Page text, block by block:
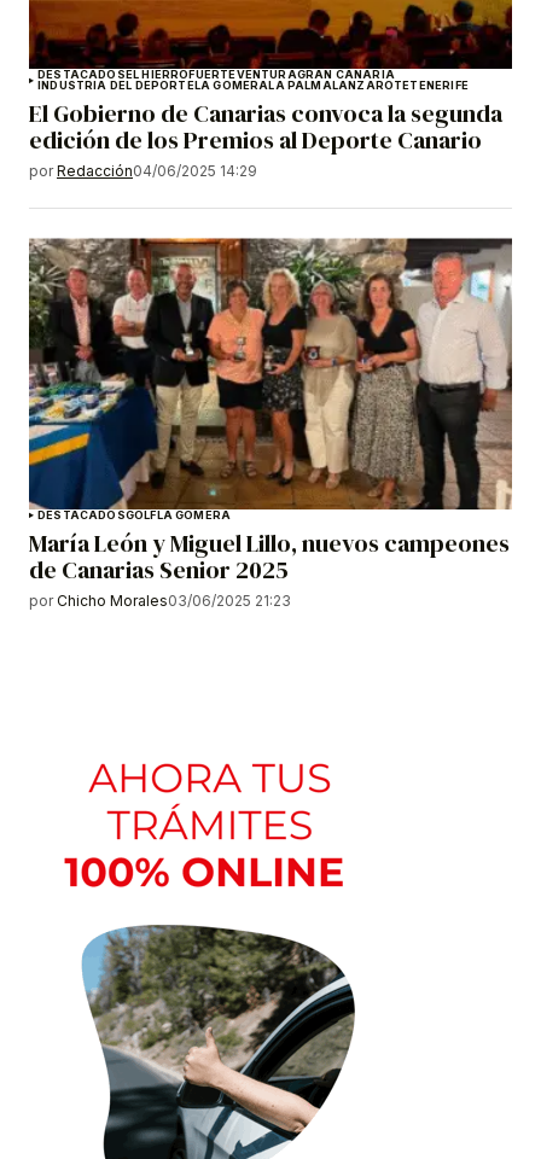
DESTACADOSEL HIERROFUERTEVENTURAGRAN CANARIA
INDUSTRIA DEL DEPORTELA GOMERALA PALMALANZAROTETENERIFE
El Gobierno de Canarias convoca la segunda
edición de los Premios al Deporte Canario
por Redacción04/06/2025 14:29
DESTACADOSGOLF LA GOMERA
María León y Miguel Lillo, nuevos campeones
de Canarias Senior 2025
por Chicho Morales03/06/2025 21:23